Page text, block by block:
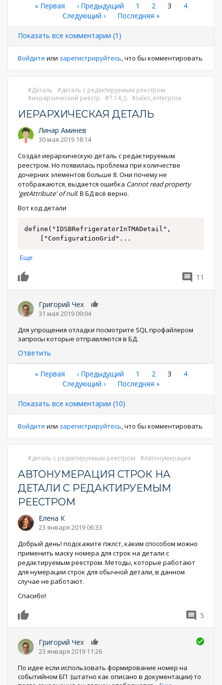
Нумерация
страниц
Первая
страница
« Первая ←
‹ Предыдущий Страница
1 Страница
2
Текущая
3 Страница
4
Следующая
Следующий ›
Последняя
Последняя »
Показать все комментарии (1)
Войдите или зарегистрируйтесь, что бы комментировать
Деталь
деталь с редактируемым реестром
иерархический реестр
7.14_() sales_enterprise
ИЕРАРХИЧЕСКАЯ ДЕТАЛЬ
Линар Аминев
30 мая 2019 18:14
Создал иерархическую деталь с редактируемым
реестром. Но появилась проблема при количестве
дочерних элементов больше 8. Они почему не
отображаются, выдается ошибка Cannot read property
'getAttribute' of null. В БД всё верно.
Вот код детали
define("IDSBRefrigeratorInTMADetail",
    ["ConfigurationGrid"
...
Еще
11
Григорий Чех
31 мая 2019 09:04
Для упрощения отладки посмотрите SQL профайлером
запросы которые отправляются в БД.
Ответить
Нумерация
страниц
Первая
страница
« Первая ←
‹ Предыдущий Страница
1 Страница
2
Текущая
3 Страница
4
Следующая
Следующий ›
Последняя
Последняя »
Показать все комментарии (10)
Войдите или зарегистрируйтесь , что бы комментировать
деталь с редактируемым реестром Автонумерация
АВТОНУМЕРАЦИЯ СТРОК НА
ДЕТАЛИ С РЕДАКТИРУЕМЫМ
РЕЕСТРОМ
Елена К
23 января 2019 06:33
Добрый день! подскажите пжлст, каким способом можно
применить маску номера для строк на детали с
редактируемым реестром. Методы, которые работают
для нумерации строк для обычной детали, в данном
случае не работают.
Спасибо!
5
Григорий Чех
23 января 2019 11:26
По идее если использовать формирование номер на
событийном БП (штатно как описано в документации) то